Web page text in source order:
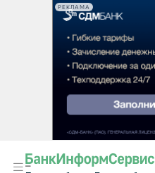
РЕКЛАМА